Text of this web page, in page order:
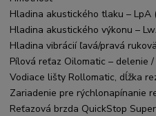
Hladina akustického tlaku – LpA
Hladina akustického výkonu –
Hladina vibrácií ľavá/pravá
Pílová reťaz Oilomatic – delenie
Vodiace lišty Rollomatic, dĺžka
Zariadenie pre rýchlonapínanie
Reťazová brzda QuickStop